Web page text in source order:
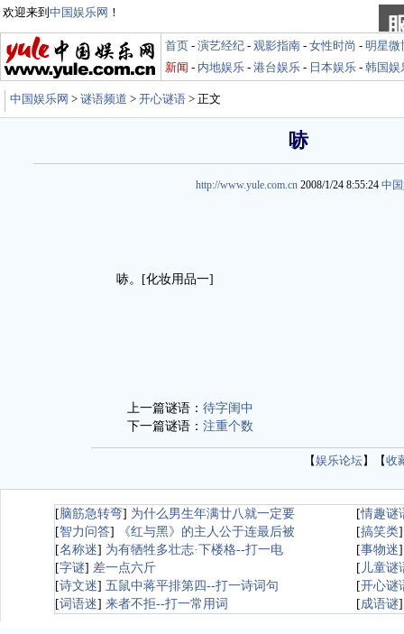
欢迎来到 中国娱乐网 ！
首页 - 演艺经纪 - 观影指南 - 女性时尚 - 明星微
新闻 - 内地娱乐 - 港台娱乐 - 日本娱乐 - 韩国娱
中国娱乐网 > 谜语频道 > 开心谜语 > 正文
哧
http://www.yule.com.cn 2008/1/24 8:55:24 中
哧。[化妆用品一]
上一篇谜语： 待字闺中
下一篇谜语： 注重个数
【娱乐论坛】【收
[脑筋急转弯] 为什么男生年满廿八就一定要 [情趣谜
[智力问答] 《红与黑》的主人公于连最后被 [搞笑类
[名称迷] 为有牺牲多壮志·下楼格--打一电 [事物迷
[字谜] 差一点六斤 [ 儿童谜
[诗文迷] 五鼠中蒋平排第四--打一诗词句 [开心谜
[词语迷] 来者不拒--打一常用词 [成语谜